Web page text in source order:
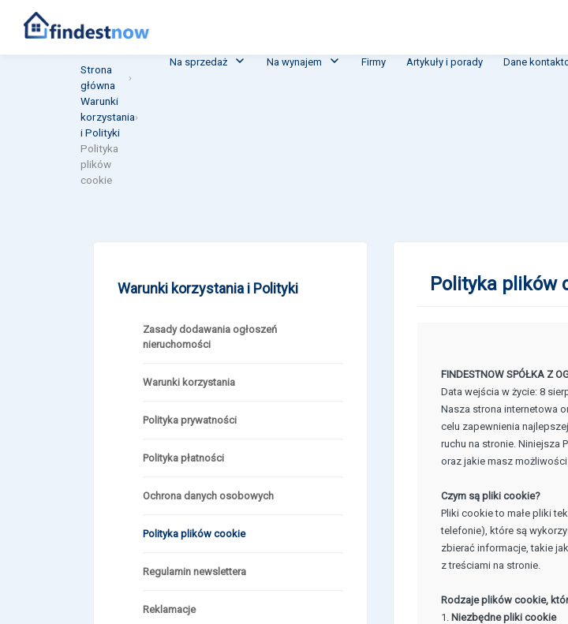
Na sprzedaż Na wynajem Firmy Artykuły i porady Dane
Strona
główna
›
Warunki
korzystania
i Polityki
›
Polityka
plików
cookie
Warunki korzystania i Polityki
Zasady dodawania ogłoszeń
nieruchomości
Warunki korzystania
Polityka prywatności
Polityka płatności
Ochrona danych osobowych
Polityka plików cookie
Regulamin newslettera
Reklamacje
Polityka plików
FINDESTNOW SPÓŁKA Z
Data wejścia w życie: 8
Nasza strona internetowa
celu zapewnienia
ruchu na stronie. Niniejsza
oraz jakie masz
Czym są pliki cookie?
Pliki cookie to małe pliki
telefonie), które są
zbierać informacje, takie
z treściami na stronie.
Rodzaje plików cookie,
1. Niezbędne pliki cookie